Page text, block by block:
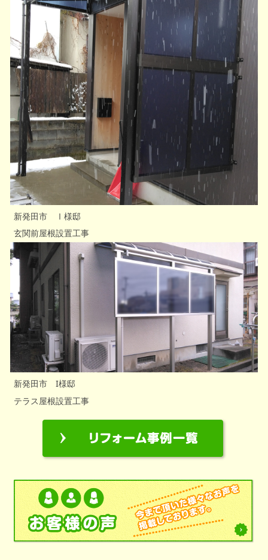
新発田市 Ⅰ様邸
玄関前屋根設置工事
新発田市 I様邸
テラス屋根設置工事